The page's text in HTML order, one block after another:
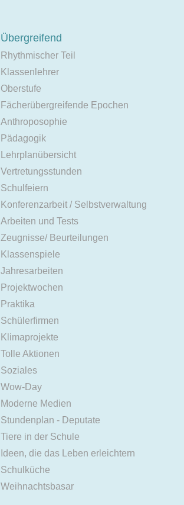
Übergreifend
Rhythmischer Teil
Klassenlehrer
Oberstufe
Fächerübergreifende Epochen
Anthroposophie
Pädagogik
Lehrplanübersicht
Vertretungsstunden
Schulfeiern
Konferenzarbeit / Selbstverwaltung
Arbeiten und Tests
Zeugnisse/ Beurteilungen
Klassenspiele
Jahresarbeiten
Projektwochen
Praktika
Schülerfirmen
Klimaprojekte
Tolle Aktionen
Soziales
Wow-Day
Moderne Medien
Stundenplan - Deputate
Tiere in der Schule
Ideen, die das Leben erleichtern
Schulküche
Weihnachtsbasar